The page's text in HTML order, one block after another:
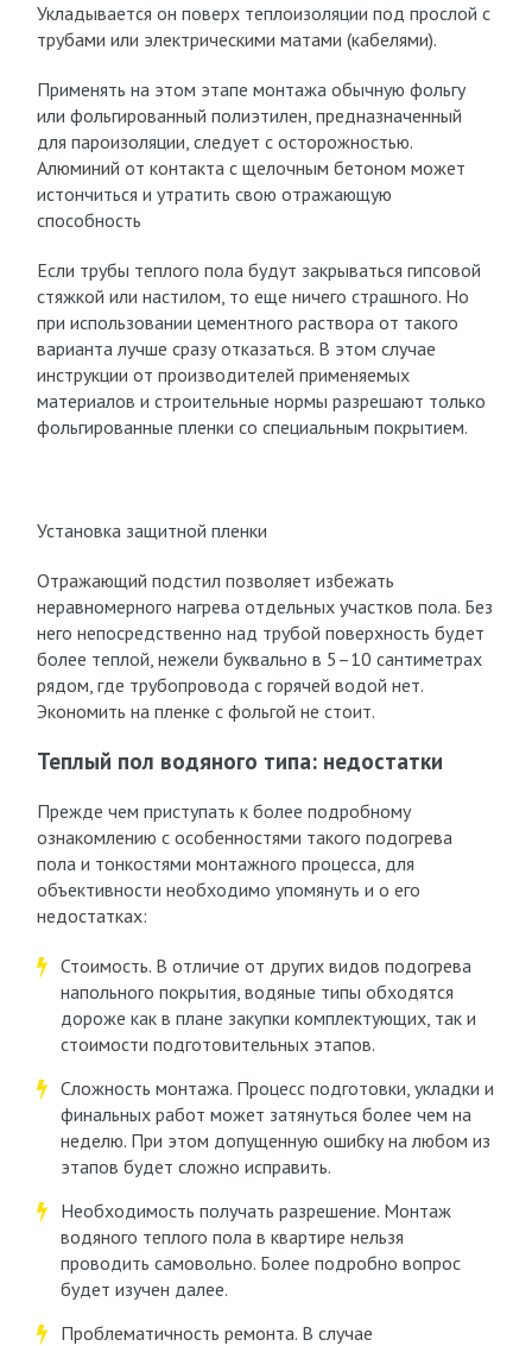
Укладывается он поверх теплоизоляции под прослой с
трубами или электрическими матами (кабелями).
Применять на этом этапе монтажа обычную фольгу
или фольгированный полиэтилен, предназначенный
для пароизоляции, следует с осторожностью.
Алюминий от контакта с щелочным бетоном может
истончиться и утратить свою отражающую
способность
Если трубы теплого пола будут закрываться гипсовой
стяжкой или настилом, то еще ничего страшного. Но
при использовании цементного раствора от такого
варианта лучше сразу отказаться. В этом случае
инструкции от производителей применяемых
материалов и строительные нормы разрешают только
фольгированные пленки со специальным покрытием.
Установка защитной пленки
Отражающий подстил позволяет избежать
неравномерного нагрева отдельных участков пола. Без
него непосредственно над трубой поверхность будет
более теплой, нежели буквально в 5–10 сантиметрах
рядом, где трубопровода с горячей водой нет.
Экономить на пленке с фольгой не стоит.
Теплый пол водяного типа: недостатки
Прежде чем приступать к более подробному
ознакомлению с особенностями такого подогрева
пола и тонкостями монтажного процесса, для
объективности необходимо упомянуть и о его
недостатках:
Стоимость. В отличие от других видов подогрева
напольного покрытия, водяные типы обходятся
дороже как в плане закупки комплектующих, так и
стоимости подготовительных этапов.
Сложность монтажа. Процесс подготовки, укладки и
финальных работ может затянуться более чем на
неделю. При этом допущенную ошибку на любом из
этапов будет сложно исправить.
Необходимость получать разрешение. Монтаж
водяного теплого пола в квартире нельзя
проводить самовольно. Более подробно вопрос
будет изучен далее.
Проблематичность ремонта. В случае